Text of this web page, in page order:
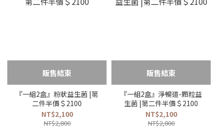
販售結束
『一組2盒』粉狀益生菌 |第
二件半價＄2100
NT$2,100
NT$2,800
販售結束
『一組2盒』淨暢道-顆粒益
生菌 |第二件半價＄2100
NT$2,100
NT$2,800